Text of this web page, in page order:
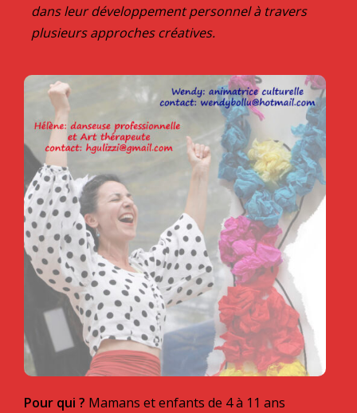
dans leur développement personnel à travers
plusieurs approches créatives.
Pour qui ? Mamans et enfants de 4 à 11 ans